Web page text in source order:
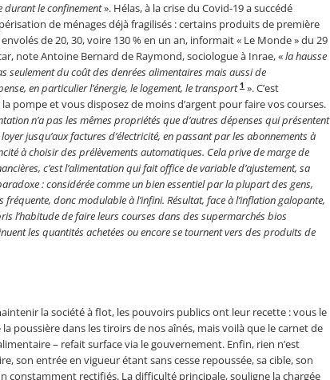
durant le confinement». Hélas, à la crise du Covid-19 a succédé
de ménages déjà fragilisés : certains produits de première
de 20, 30, voire 130 % en un an, informait « Le Monde » du 29
note Antoine Bernard de Raymond, sociologue à Inrae, «la hausse
seulement du coût des denrées alimentaires mais aussi de
en particulier l’énergie, le logement, le transport 1 ». C’est
pompe et vous disposez de moins d’argent pour faire vos courses.
n’a pas les mêmes propriétés que d’autres dépenses qui présentent
jusqu’aux factures d’électricité, en passant par les abonnements à
à choisir des prélèvements automatiques. Cela prive de marge de
c’est l’alimentation qui fait office de variable d’ajustement, sa
: considérée comme un bien essentiel par la plupart des gens,
fréquente, donc modulable à l’infini. Résultat, face à l’inflation galopante,
l’habitude de faire leurs courses dans des supermarchés bios
les quantités achetées ou encore se tournent vers des produits de
la société à flot, les pouvoirs publics ont leur recette : vous le
poussière dans les tiroirs de nos aînés, mais voilà que le carnet de
– refait surface via le gouvernement. Enfin, rien n’est
son entrée en vigueur étant sans cesse repoussée, sa cible, son
constamment rectifiés. La difficulté principale, souligne la chargée